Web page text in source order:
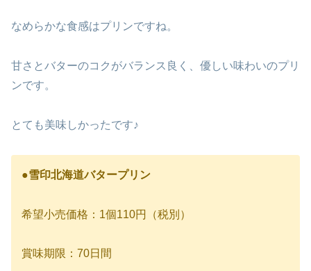
なめらかな食感はプリンですね。
甘さとバターのコクがバランス良く、優しい味わいのプリ
ンです。
とても美味しかったです♪
●雪印北海道バタープリン
希望小売価格：1個110円（税別）
賞味期限：70日間